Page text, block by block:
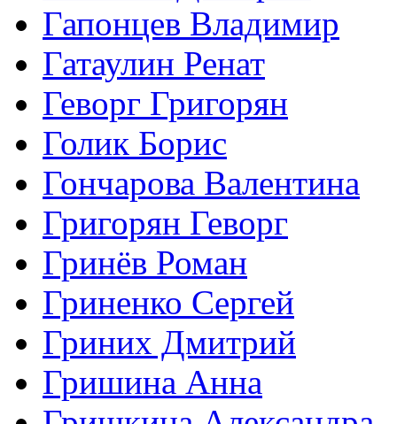
Гапонцев Владимир
Гатаулин Ренат
Геворг Григорян
Голик Борис
Гончарова Валентина
Григорян Геворг
Гринёв Роман
Гриненко Сергей
Гриних Дмитрий
Гришина Анна